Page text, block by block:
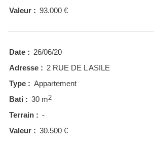
Valeur : 93.000 €
Date : 26/06/20
Adresse : 2 RUE DE L ASILE
Type : Appartement
Bati : 30 m2
Terrain : -
Valeur : 30.500 €